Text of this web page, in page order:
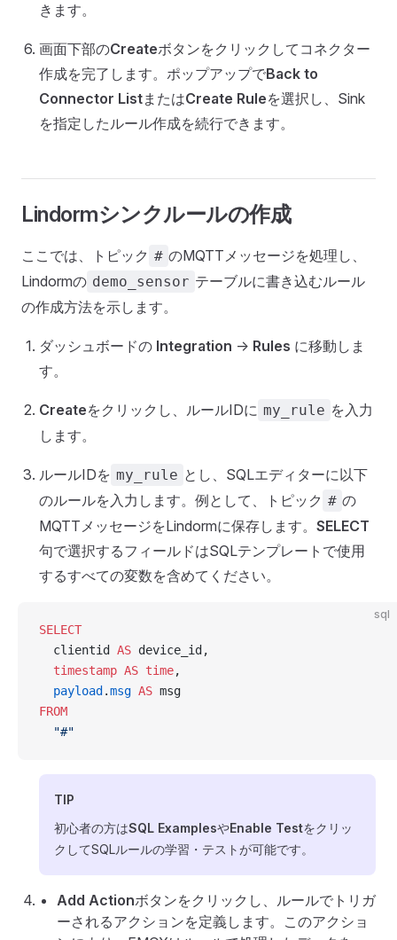
きます。
画面下部のCreateボタンをクリックしてコネクター
作成を完了します。ポップアップでBack to
Connector ListまたはCreate Ruleを選択し、Sink
を指定したルール作成を続行できます。
Lindormシンクルールの作成
ここでは、トピック # のMQTTメッセージを処理し、
Lindormの demo_sensor テーブルに書き込むルール
の作成方法を示します。
ダッシュボードの Integration -> Rules に移動しま
す。
Createをクリックし、ルールIDに my_rule を入力
します。
ルールIDを my_rule とし、SQLエディターに以下
のルールを入力します。例として、トピック # の
MQTTメッセージをLindormに保存します。 SELECT
句で選択するフィールドはSQLテンプレートで使用
するすべての変数を含めてください。
sql
SELECT
  clientid
AS device_id,
  timestamp
AS time,
  payload
.msg AS msg
FROM
  "#"
TIP
初心者の方はSQL ExamplesやEnable Testをクリッ
クしてSQLルールの学習・テストが可能です。
Add Actionボタンをクリックし、ルールでトリガ
ーされるアクションを定義します。このアクショ